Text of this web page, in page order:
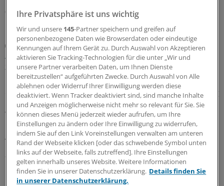
03.08.2026
Juli-Sitzung des CHMP
Acht Pharma-Innovationen auf der Zielgeraden
zur EU-Zulassung
Neue Ansätze gegen zu hohe Cholesterinwerte bildeten
einen Schwerpunkt der jüngsten Experten-Begutachtung
bei der EMA: Auch gab es Zulassungsempfehlungen für
Wirkstoffe gegen Plaque-Psoriasis, primäre biliäre
Cholangitis, COVID-19, AMD und zerebrale
Adrenoleukodystrophie.
24.07.2026
Ihre Privatsphäre ist uns wichtig
Wir und unsere 145-Partner speichern und greifen auf
personenbezogene Daten wie Browserdaten oder eindeutige
Kennungen auf Ihrem Gerät zu. Durch Auswahl von Akzeptieren
aktivieren Sie Tracking-Technologien für die unter „Wir und
unsere Partner verarbeiten Daten, um Ihnen Dienste
bereitzustellen“ aufgeführten Zwecke. Durch Auswahl von Alle
ablehnen oder Widerruf Ihrer Einwilligung werden diese
deaktiviert. Wenn Tracker deaktiviert sind, sind manche Inhalte
und Anzeigen möglicherweise nicht mehr so relevant für Sie. Sie
können dieses Menü jederzeit wieder aufrufen, um Ihre
Einstellungen zu ändern oder Ihre Einwilligung zu widerrufen,
indem Sie auf den Link Voreinstellungen verwalten am unteren
Rand der Webseite klicken [oder das schwebende Symbol unten
links auf der Webseite, falls zutreffend]. Ihre Einstellungen
gelten innerhalb unseres Website. Weitere Informationen
finden Sie in unserer Datenschutzerklärung. Details finden Sie
in unserer Datenschutzerklärung.